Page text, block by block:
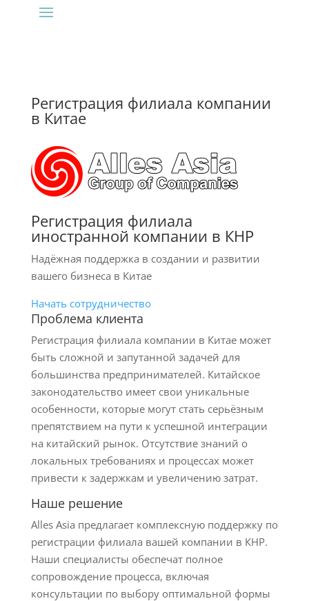
Регистрация филиала компании
в Китае
Регистрация филиала
иностранной компании в КНР
Надёжная поддержка в создании и развитии
вашего бизнеса в Китае
Начать сотрудничество
Проблема клиента
Регистрация филиала компании в Китае может
быть сложной и запутанной задачей для
большинства предпринимателей. Китайское
законодательство имеет свои уникальные
особенности, которые могут стать серьёзным
препятствием на пути к успешной интеграции
на китайский рынок. Отсутствие знаний о
локальных требованиях и процессах может
привести к задержкам и увеличению затрат.
Наше решение
Alles Asia предлагает комплексную поддержку по
регистрации филиала вашей компании в КНР.
Наши специалисты обеспечат полное
сопровождение процесса, включая
консультации по выбору оптимальной формы